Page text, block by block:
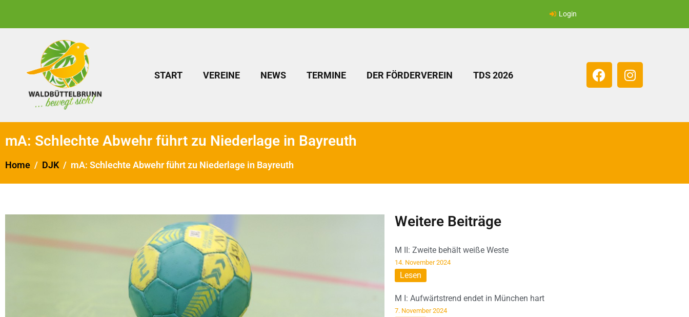
Login
START VEREINE NEWS TERMINE DER FÖRDERVEREIN TDS 2026
mA: Schlechte Abwehr führt zu Niederlage in Bayreuth
Home DJK mA: Schlechte Abwehr führt zu Niederlage in Bayreuth
Weitere Beiträge
M II: Zweite behält weiße Weste
14. November 2024
Lesen
M I: Aufwärtstrend endet in München hart
7. November 2024